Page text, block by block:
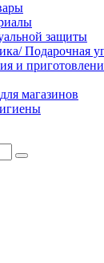
защиты
Подарочная
и
магазинов